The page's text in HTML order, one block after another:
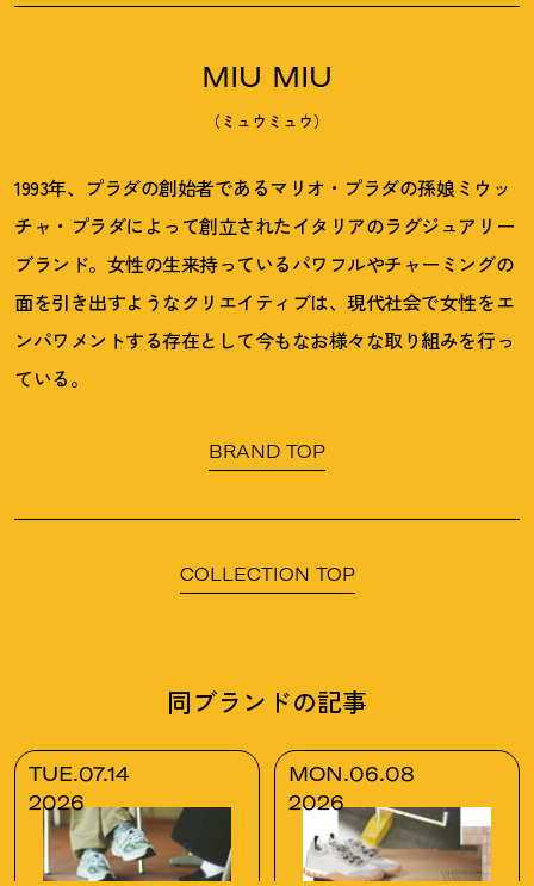
MIU MIU
（ミュウミュウ）
1993年、プラダの創始者であるマリオ・プラダの孫娘ミウッ
チャ・プラダによって創立されたイタリアのラグジュアリー
ブランド。女性の生来持っているパワフルやチャーミングの
面を引き出すようなクリエイティブは、現代社会で女性をエ
ンパワメントする存在として今もなお様々な取り組みを行っ
ている。
BRAND TOP
COLLECTION TOP
同ブランドの記事
TUE.07.14
2026
MON.06.08
2026